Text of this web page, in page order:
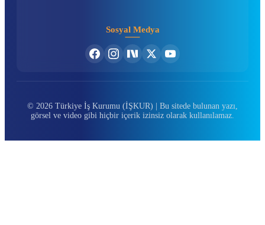
Sosyal Medya
© 2026 Türkiye İş Kurumu (İŞKUR) | Bu sitede bulunan yazı,
görsel ve video gibi hiçbir içerik izinsiz olarak kullanılamaz.